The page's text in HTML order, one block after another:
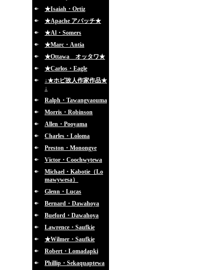
★Isaiah・Ortiz
★Apache アパッチ★
★Al・Somers
★Marc・Antia
★Ottawa オッタワ★
★Carlos・Eagle
↓★ホピ故人作家作品★
↓
Ralph・Tawangyaouma
Morris・Robinson
Allen・Pooyama
Charles・Loloma
Preston・Monongye
Victor・Coochwytewa
Michael・Kabotie（Lo
mawywesa）
Glenn・Lucas
Bernard・Dawahoya
Bueford・Dawahoya
Lawrence・Saufkie
★Wilmer・Saufkie
Robert・Lomadapki
Phillip・Sekaquaptewa